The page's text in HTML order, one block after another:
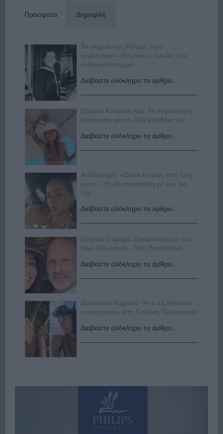
Πρόσφατα Δημοφιλή
Τα σημεία της Αθήνας που
γυρίστηκαν «θρυλικές» ταινίες του
ελληνικού σινεμά
Διαβάστε ολόκληρο το άρθρο...
Εριέττα Κούρκουλου: Η συγκινητική
ανάρτηση για τα 33α γενέθλιά της
Διαβάστε ολόκληρο το άρθρο...
Ανδρομάχη: «Είσαι το φως στη ζωή
μου» – Η νέα ανάρτηση με τον γιο
της
Διαβάστε ολόκληρο το άρθρο...
Ευγενία Σαμαρά: Διακοπάρει με τον
Νίκο Μουτσινά - Πού βρίσκονται;
Διαβάστε ολόκληρο το άρθρο...
Δούκισσα Νομικού: Από τη Μύκονο
«πετάχτηκε» στη Γαλλική Πολυνησία!
Διαβάστε ολόκληρο το άρθρο...